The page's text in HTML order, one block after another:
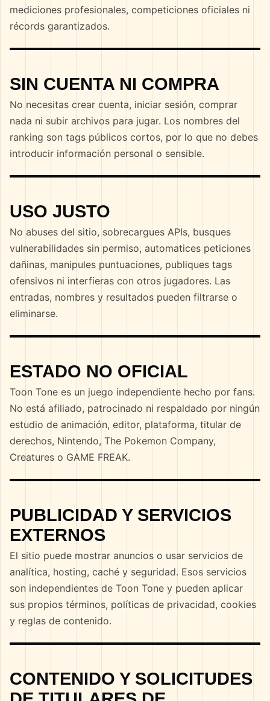
mediciones profesionales, competiciones oficiales ni
récords garantizados.
SIN CUENTA NI COMPRA
No necesitas crear cuenta, iniciar sesión, comprar
nada ni subir archivos para jugar. Los nombres del
ranking son tags públicos cortos, por lo que no debes
introducir información personal o sensible.
USO JUSTO
No abuses del sitio, sobrecargues APIs, busques
vulnerabilidades sin permiso, automatices peticiones
dañinas, manipules puntuaciones, publiques tags
ofensivos ni interfieras con otros jugadores. Las
entradas, nombres y resultados pueden filtrarse o
eliminarse.
ESTADO NO OFICIAL
Toon Tone es un juego independiente hecho por fans.
No está afiliado, patrocinado ni respaldado por ningún
estudio de animación, editor, plataforma, titular de
derechos, Nintendo, The Pokemon Company,
Creatures o GAME FREAK.
PUBLICIDAD Y SERVICIOS
EXTERNOS
El sitio puede mostrar anuncios o usar servicios de
analítica, hosting, caché y seguridad. Esos servicios
son independientes de Toon Tone y pueden aplicar
sus propios términos, políticas de privacidad, cookies
y reglas de contenido.
CONTENIDO Y SOLICITUDES